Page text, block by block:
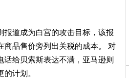
报道成为白宫的攻击目标，该报
商品售价旁列出关税的成本。 对
话给贝索斯表达不满，亚马逊则
计划。